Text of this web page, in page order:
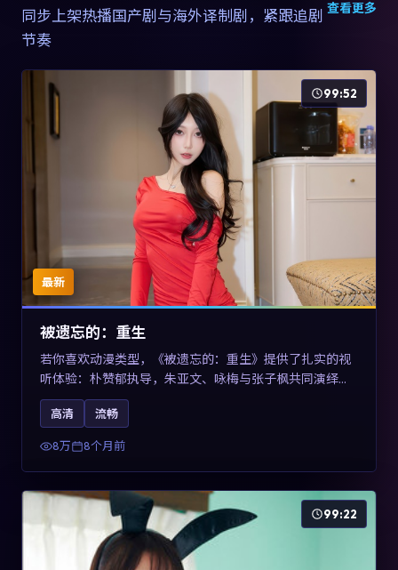
同步上架热播国产剧与海外译制剧，紧跟追剧
节奏
查看更多
最新
99:52
被遗忘的：重生
若你喜欢动漫类型，《被遗忘的：重生》提供了扎实的视
听体验：朴赞郁执导，朱亚文、咏梅与张子枫共同演绎。
影片2025年于法国上映，内容用喜剧外壳包裹对现实规则
的温和反讽，关键词包含高清流畅、人物关系与情节反
转，适合检索「2025动漫」「法国电影」的用户。
高清 流畅
8万 8个月前
99:22